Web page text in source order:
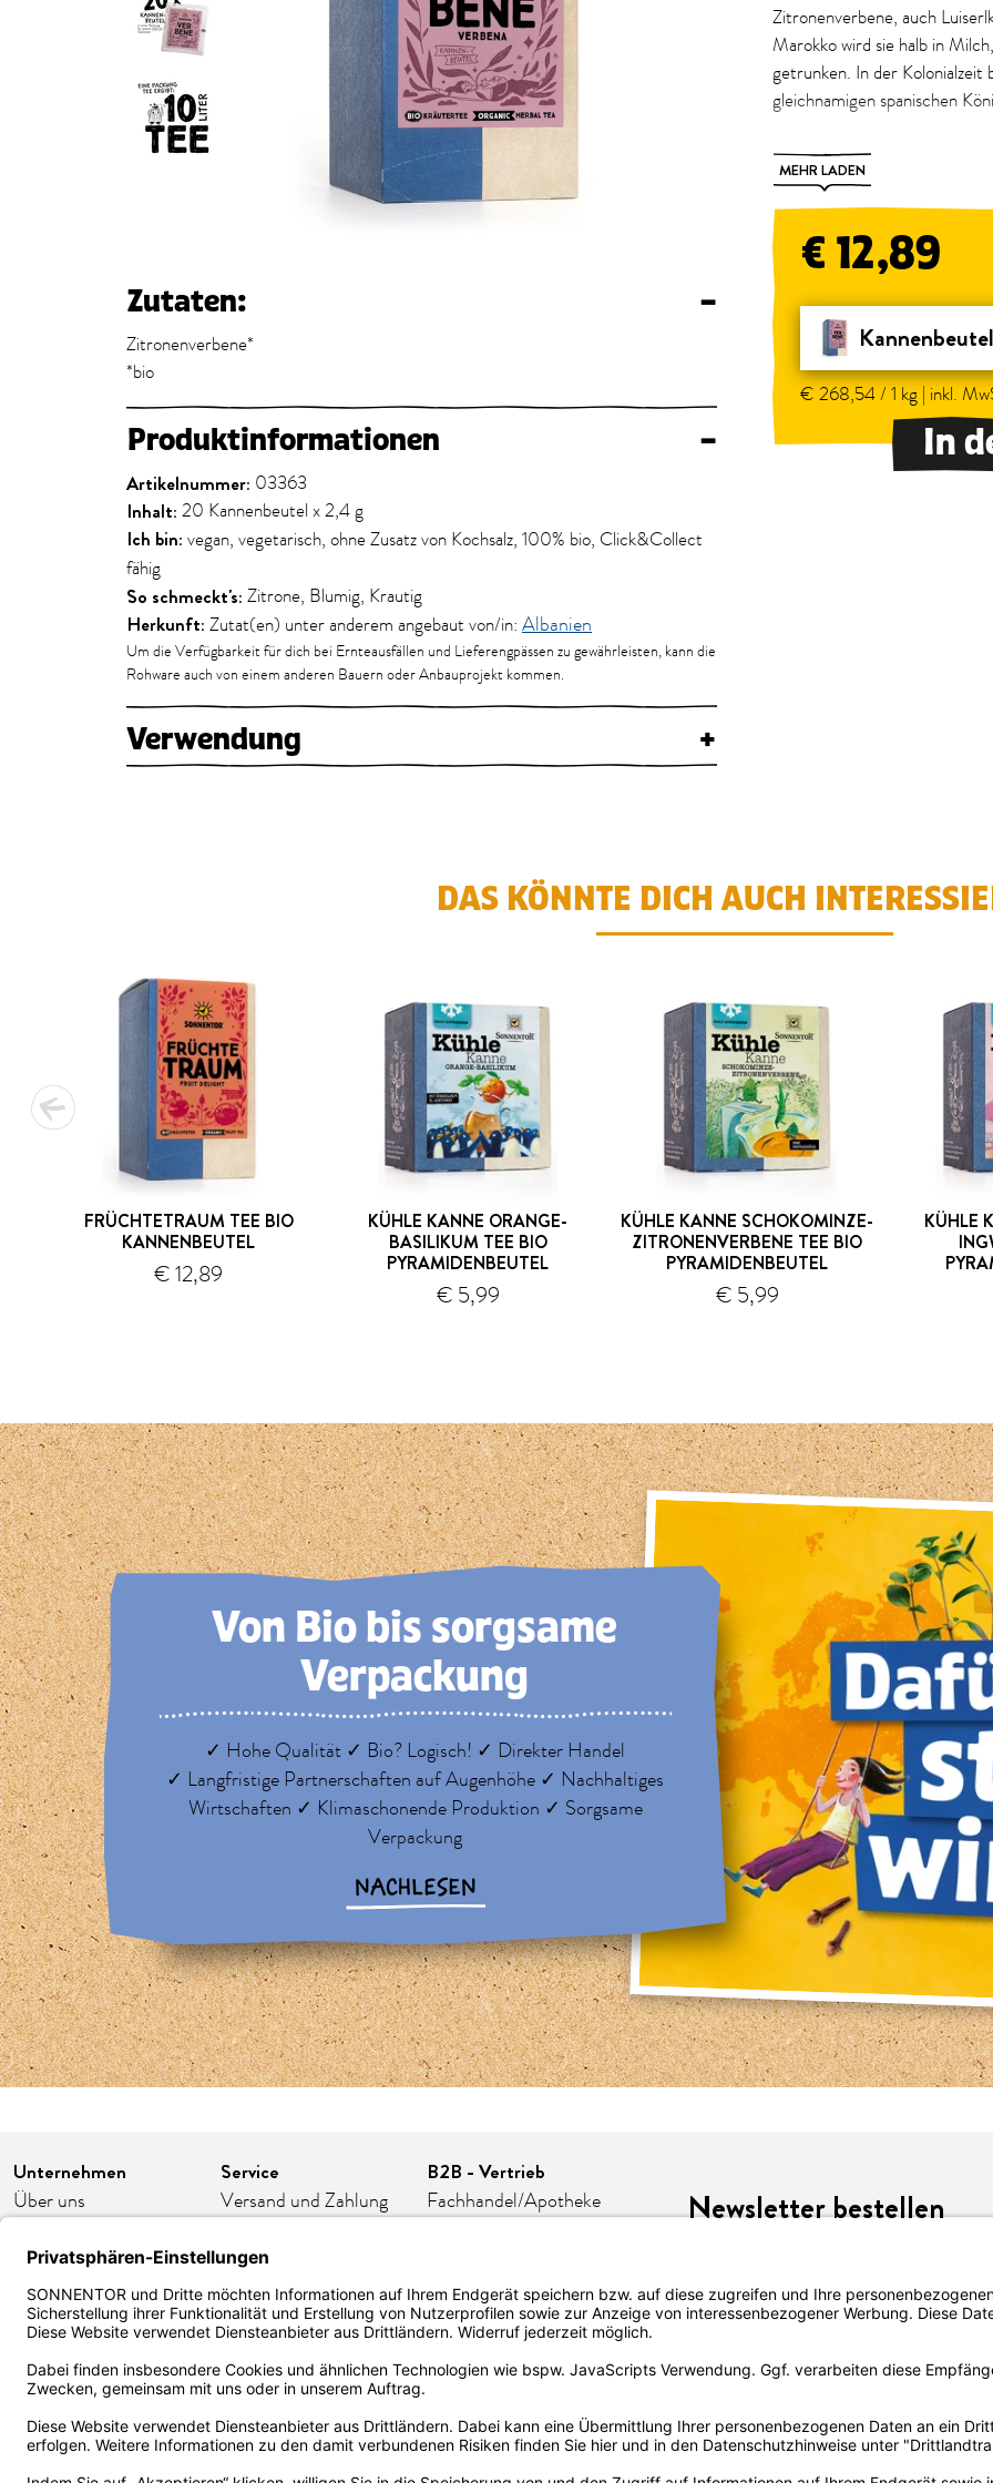
Zutaten: –
Zitronenverbene*
*bio
Produktinformationen –
Artikelnummer: 03363
Inhalt: 20 Kannenbeutel x 2,4 g
Ich bin: vegan, vegetarisch, ohne Zusatz von Kochsalz, 100% bio, Click&Collect
fähig
So schmeckt's: Zitrone, Blumig, Krautig
Herkunft: Zutat(en) unter anderem angebaut von/in: Albanien
Um die Verfügbarkeit für dich bei Ernteausfällen und Lieferengpässen zu gewährleisten, kann die
Rohware auch von einem anderen Bauern oder Anbauprojekt kommen.
Verwendung +
Zitronenverbene, auch
Marokko wird sie halb in
getrunken. In der Kolonialzeit
gleichnamigen spanischen
Volle Kanne Genuss: Ein
Tee.
Exklusiv hier im Webshop, in
Gastronomie erhältlich.
MEHR LADEN
€ 12,89
€ 268,54 / 1 kg | inkl.
In
DAS KÖNNTE DICH AUCH
FRÜCHTETRAUM TEE BIO
KANNENBEUTEL
€ 12,89Versand
KÜHLE KANNE ORANGE-
BASILIKUM TEE BIO
PYRAMIDENBEUTEL
€ 5,99
KÜHLE KANNE SCHOKOMINZE-
ZITRONENVERBENE TEE BIO
PYRAMIDENBEUTEL
€ 5,99
KÜHLE
Von Bio bis sorg­same
Verpackung
✓ Hohe Qualität ✓ Bio? Logisch! ✓ Direkter Handel
✓ Langfristige Partnerschaften auf Augenhöhe ✓ Nachhaltiges
Wirtschaften ✓ Klimaschonende Produktion ✓ Sorgsame
Verpackung
NACHLESEN
Unternehmen
Über uns
Presse
Kooperationen
Impressum
Datenschutz
Barrierefreiheit
Service
Versand und Zahlung
Kontakt
AGB
Widerruf/Retoure
Cookie-Einstellungen
Kund:innen Klub
B2B - Vertrieb
Fachhandel/Apotheke
Firmengeschenke
Bestellplattform-
ORDERLION
Zertifikate
Newsletter bestellen